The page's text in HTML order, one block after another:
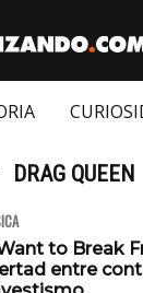
DRAG QUEEN
to Break
entre